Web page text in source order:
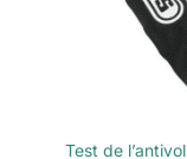
Test de